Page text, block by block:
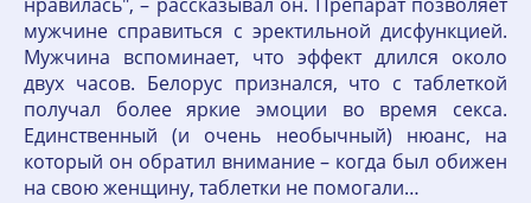
мужчине справиться с эректильной дисфункцией.
Мужчина вспоминает, что эффект длился около
двух часов. Белорус признался, что с таблеткой
получал более яркие эмоции во время секса.
Единственный (и очень необычный) нюанс, на
который он обратил внимание – когда был обижен
на свою женщину, таблетки не помогали…